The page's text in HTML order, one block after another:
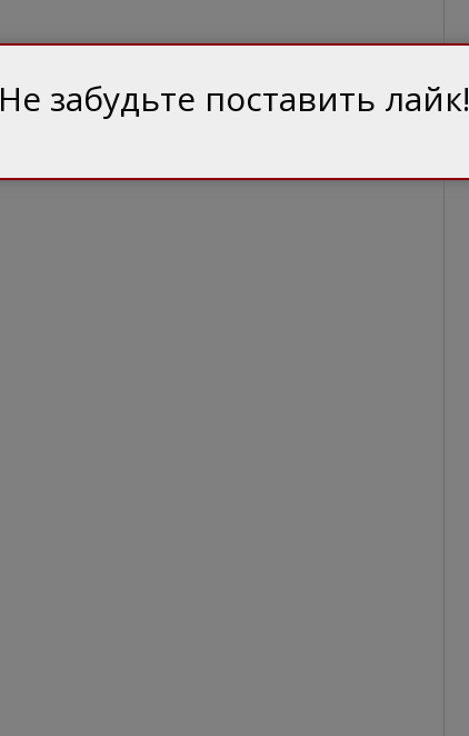
Не забудьте поставить лайк!